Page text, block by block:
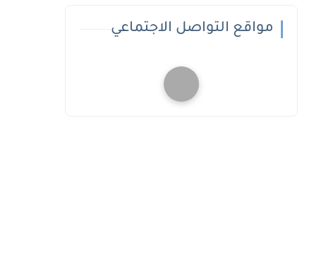
مواقع التواصل الاجتماعي